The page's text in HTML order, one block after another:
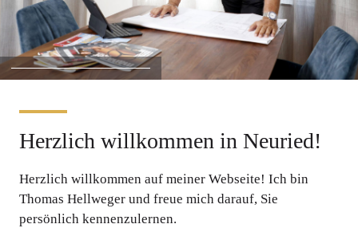
Herzlich willkommen in Neuried!
Herzlich willkommen auf meiner Webseite! Ich bin
Thomas Hellweger und freue mich darauf, Sie
persönlich kennenzulernen.